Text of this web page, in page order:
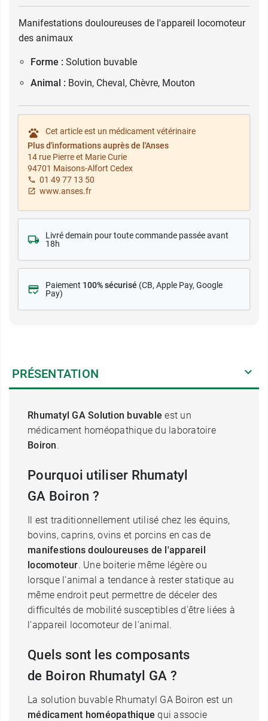
Manifestations douloureuses de l'appareil locomoteur
des animaux
Forme : Solution buvable
Animal : Bovin, Cheval, Chèvre, Mouton
Cet article est un médicament vétérinaire
Plus d'informations auprès de l'Anses
14 rue Pierre et Marie Curie
94701 Maisons-Alfort Cedex
01 49 77 13 50
www.anses.fr
Livré demain pour toute commande passée avant
18h
Paiement 100% sécurisé (CB, Apple Pay, Google
Pay)
PRÉSENTATION
Rhumatyl GA Solution buvableest un
médicament homéopathique du laboratoire
Boiron.
Pourquoi utiliser Rhumatyl
GA Boiron ?
Il est traditionnellement utilisé chez les équins,
bovins, caprins, ovins et porcins en cas de
manifestions douloureuses de l'appareil
locomoteur. Une boiterie même légère ou
lorsque l'animal a tendance à rester statique au
même endroit peut permettre de déceler des
difficultés de mobilité susceptibles d'être liées à
l'appareil locomoteur de l'animal.
Quels sont les composants
de Boiron Rhumatyl GA ?
La solution buvable Rhumatyl GA Boiron est un
médicament homéopathiquequi associe